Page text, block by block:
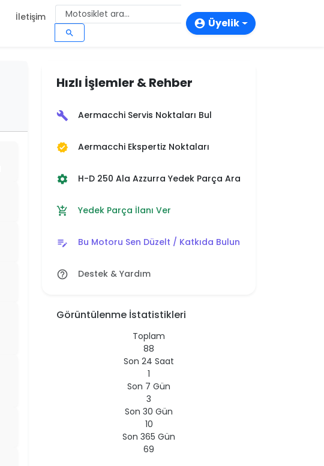
İletişim
search
account_circle Üyelik
Hızlı İşlemler & Rehber
build Aermacchi Servis Noktaları Bul
verified Aermacchi Ekspertiz Noktaları
settings H-D 250 Ala Azzurra Yedek Parça Ara
add_shopping_cart Yedek Parça İlanı Ver
edit_note Bu Motoru Sen Düzelt / Katkıda Bulun
help_outline Destek & Yardım
Görüntülenme İstatistikleri
Toplam
88
Son 24 Saat
1
Son 7 Gün
3
Son 30 Gün
10
Son 365 Gün
69